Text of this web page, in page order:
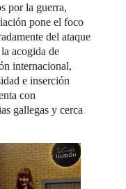
por la guerra,
pone el foco
del ataque
acogida de
internacional,
e inserción
con
gallegas y cerca